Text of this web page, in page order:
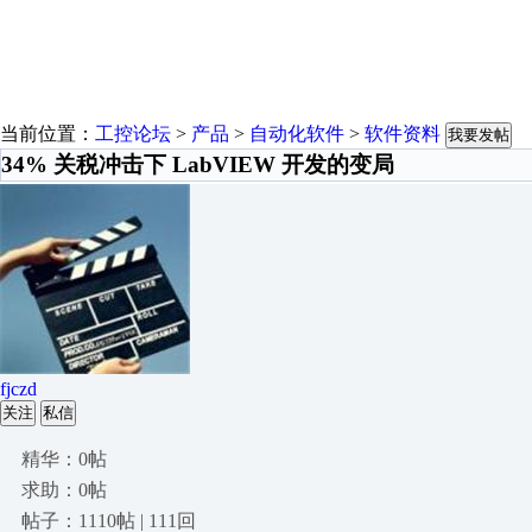
当前位置： 工控论坛 > 产品 > 自动化软件 > 软件资料 我要发帖
34% 关税冲击下 LabVIEW 开发的变局
fjczd
关注 私信
精华：0帖
求助：0帖
帖子：1110帖 | 111回